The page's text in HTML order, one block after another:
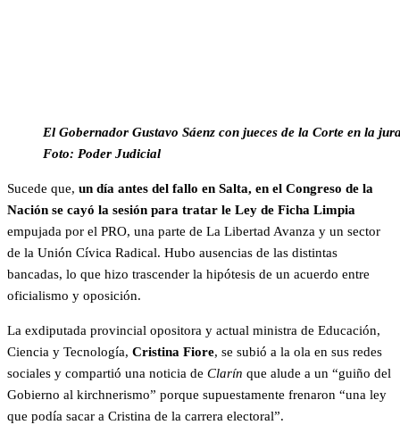
El Gobernador Gustavo Sáenz con jueces de la Corte en la
Foto: Poder Judicial
Sucede que, un día antes del fallo en Salta, en el Congreso de la
Nación se cayó la sesión para tratar le Ley de Ficha Limpia
empujada por el PRO, una parte de La Libertad Avanza y un sector
de la Unión Cívica Radical. Hubo ausencias de las distintas
bancadas, lo que hizo trascender la hipótesis de un acuerdo entre
oficialismo y oposición.
La exdiputada provincial opositora y actual ministra de Educación,
Ciencia y Tecnología, Cristina Fiore, se subió a la ola en sus redes
sociales y compartió una noticia de Clarín que alude a un “guiño del
Gobierno al kirchnerismo” porque supuestamente frenaron “una ley
que podía sacar a Cristina de la carrera electoral”.